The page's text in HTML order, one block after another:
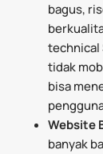
bagus,
technical
tidak
bisa
Website
banyak